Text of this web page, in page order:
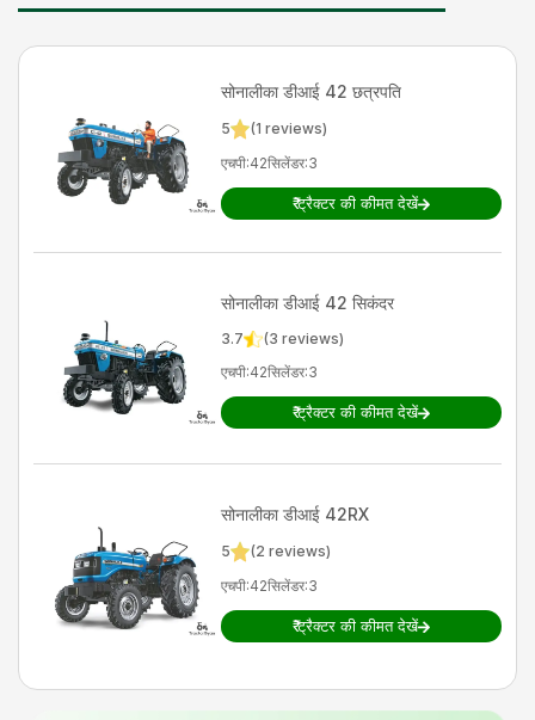
सोनालीका डीआई 42 छत्रपति
5 (1 reviews)
एचपी:42सिलेंडर:3
₹ट्रैक्टर की कीमत देखें
सोनालीका डीआई 42 सिकंदर
3.7 (3 reviews)
एचपी:42सिलेंडर:3
₹ट्रैक्टर की कीमत देखें
सोनालीका डीआई 42RX
5 (2 reviews)
एचपी:42सिलेंडर:3
₹ट्रैक्टर की कीमत देखें